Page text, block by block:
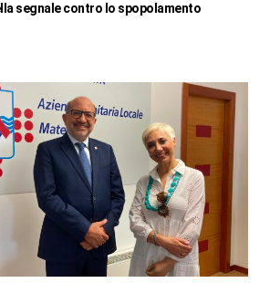
segnale contro lo spopolamento